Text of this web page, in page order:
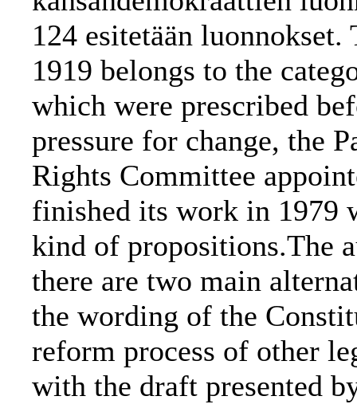
124 esitetään
1919 belongs to the
which were prescribed
pressure for change, the
Rights Committee
finished its work in 1979
kind of propositions.The
there are two main
the wording of the
reform process of other
with the draft presented